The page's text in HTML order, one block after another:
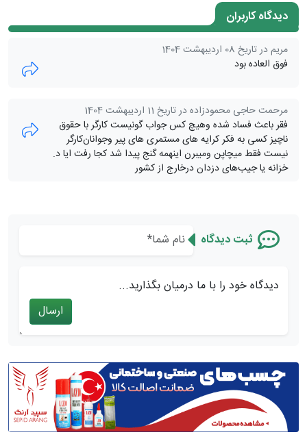
دیدگاه کاربران
مریم در تاریخ 08 اردیبهشت 1404
فوق العاده بود
مرحمت حاجی محمودزاده در تاریخ 11 اردیبهشت 1404
فقر باعث فساد شده وهیچ کس جواب گو‌نیست کارگر با حقوق
ناچیز کسی به فکر کرایه های مستمری های پیر وجوانان‌کارگر
نیست فقط میچاپن ومیبرن اینهمه گنج پیدا شد کجا رفت ایا د.
خزانه یا جیب‌های دزدان درخارج از کشور
ثبت دیدگاه
دیدگاه خود را با ما درمیان بگذارید...
ارسال